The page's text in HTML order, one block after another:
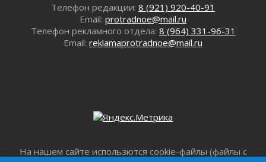
Ленобласть внедрила передовую подготовку
операторов БПЛА
02 августа 2026
В Ивангороде появилась «Избушка-
Лето катится с горки
В Ленобласти открылась экспозиция к 150-
Телефон редакции: 8 (921) 920-40-91
Email: protradnoe@mail.ru
Телефон рекламного отдела: 8 (964) 331-96-31
Email: reklamaprotradnoe@mail.ru
На нашем сайте использются cookie-файлы (файлы с